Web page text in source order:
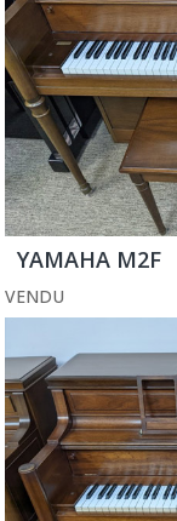
YAMAHA M2F
VENDU